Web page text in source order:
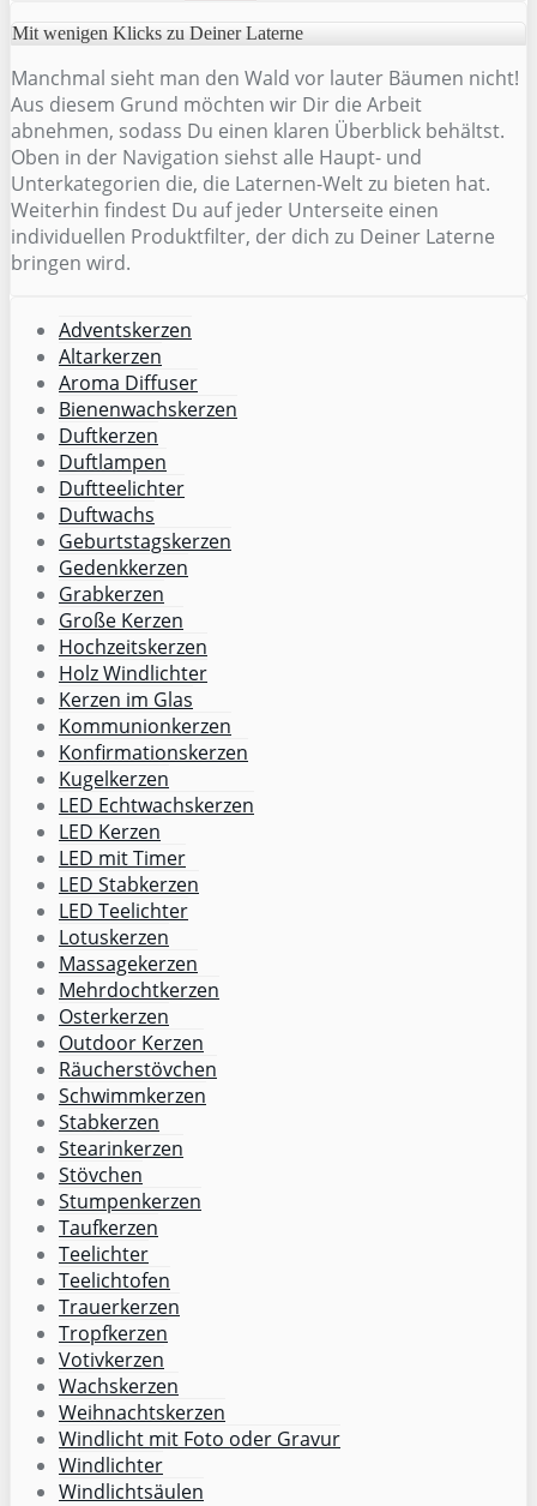
Mit wenigen Klicks zu Deiner Laterne
Manchmal sieht man den Wald vor lauter Bäumen nicht!
Aus diesem Grund möchten wir Dir die Arbeit
abnehmen, sodass Du einen klaren Überblick behältst.
Oben in der Navigation siehst alle Haupt- und
Unterkategorien die, die Laternen-Welt zu bieten hat.
Weiterhin findest Du auf jeder Unterseite einen
individuellen Produktfilter, der dich zu Deiner Laterne
bringen wird.
Adventskerzen
Altarkerzen
Aroma Diffuser
Bienenwachskerzen
Duftkerzen
Duftlampen
Duftteelichter
Duftwachs
Geburtstagskerzen
Gedenkkerzen
Grabkerzen
Große Kerzen
Hochzeitskerzen
Holz Windlichter
Kerzen im Glas
Kommunionkerzen
Konfirmationskerzen
Kugelkerzen
LED Echtwachskerzen
LED Kerzen
LED mit Timer
LED Stabkerzen
LED Teelichter
Lotuskerzen
Massagekerzen
Mehrdochtkerzen
Osterkerzen
Outdoor Kerzen
Räucherstövchen
Schwimmkerzen
Stabkerzen
Stearinkerzen
Stövchen
Stumpenkerzen
Taufkerzen
Teelichter
Teelichtofen
Trauerkerzen
Tropfkerzen
Votivkerzen
Wachskerzen
Weihnachtskerzen
Windlicht mit Foto oder Gravur
Windlichter
Windlichtsäulen